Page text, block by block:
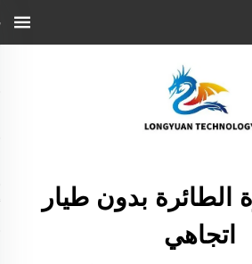
الطائرة بدون طيار
اتجاهي